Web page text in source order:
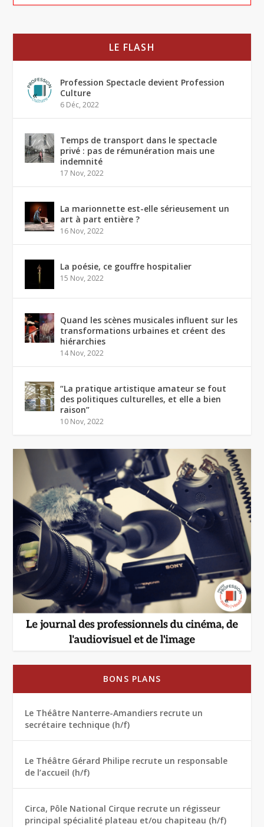
LE FLASH
Profession Spectacle devient Profession
Culture
6 Déc, 2022
Temps de transport dans le spectacle
privé : pas de rémunération mais une
indemnité
17 Nov, 2022
La marionnette est-elle sérieusement un
art à part entière ?
16 Nov, 2022
La poésie, ce gouffre hospitalier
15 Nov, 2022
Quand les scènes musicales influent sur les
transformations urbaines et créent des
hiérarchies
14 Nov, 2022
“La pratique artistique amateur se fout
des politiques culturelles, et elle a bien
raison”
10 Nov, 2022
BONS PLANS
Le Théâtre Nanterre-Amandiers recrute un
secrétaire technique (h/f)
Le Théâtre Gérard Philipe recrute un responsable
de l’accueil (h/f)
Circa, Pôle National Cirque recrute un régisseur
principal spécialité plateau et/ou chapiteau (h/f)